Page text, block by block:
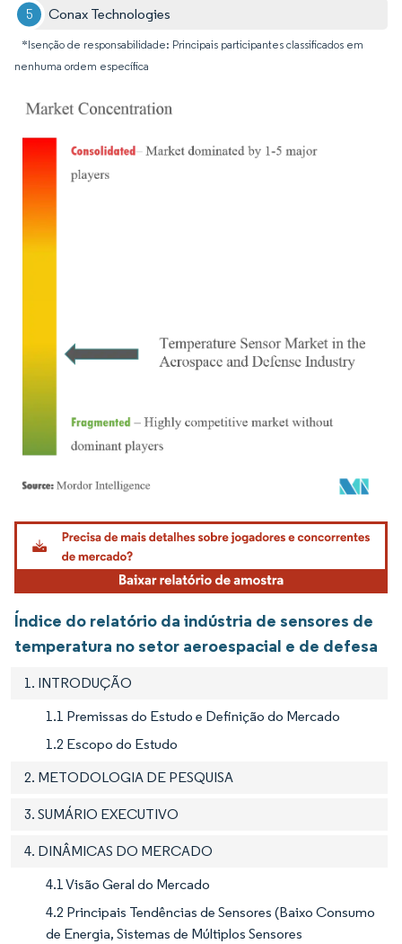
Conax Technologies
*Isenção de responsabilidade: Principais participantes classificados em
nenhuma ordem específica
Imagem © Mordor Intelligence. O reuso requer atribuição conforme CC BY 4.0.
Índice do relatório da indústria de sensores de
temperatura no setor aeroespacial e de defesa
1. INTRODUÇÃO
1.1 Premissas do Estudo e Definição do Mercado
1.2 Escopo do Estudo
2. METODOLOGIA DE PESQUISA
3. SUMÁRIO EXECUTIVO
4. DINÂMICAS DO MERCADO
4.1 Visão Geral do Mercado
4.2 Principais Tendências de Sensores (Baixo Consumo
de Energia, Sistemas de Múltiplos Sensores